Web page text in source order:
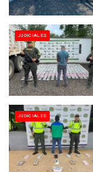
JUDICIALES
JUDICIALES